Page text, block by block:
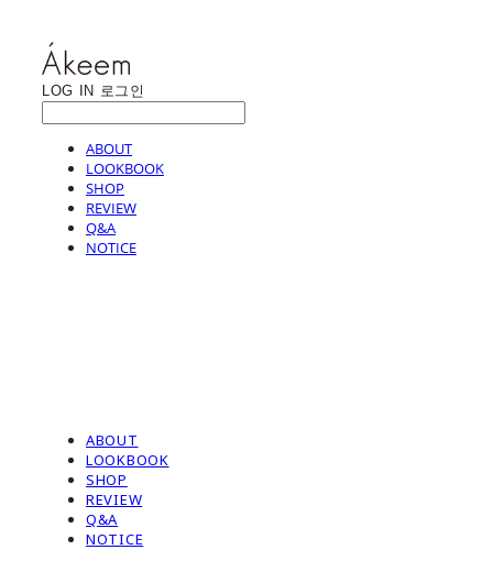
LOG IN 로그인
ABOUT
LOOKBOOK
SHOP
REVIEW
Q&A
NOTICE
ABOUT
LOOKBOOK
SHOP
REVIEW
Q&A
NOTICE